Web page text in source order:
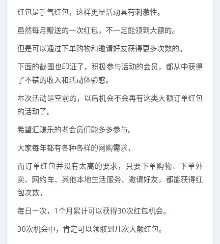
红包是手气红包，这样更显活动具有刺激性。
虽然每月赠送的一次红包，不一定能领到大额的。
但是可以通过下单购物和邀请好友获得更多次数的。
下面的截图也印证了，积极参与活动的会员，都从中获得
了不错的收入和活动体验感。
本次活动是空前的，以后机会不会再有这类大额订单红包
的活动了。
希望汇赚乐的老会员们能多多参与。
大家每年都有各种各样的网购需求，
而订单红包并没有太高的要求，只要下单购物、下单外
卖、网约车、其他本地生活服务、邀请好友，都能获得红
包次数。
每日一次，1个月累计可以获得30次红包机会。
30次机会中，肯定可以领取到几次大额红包。